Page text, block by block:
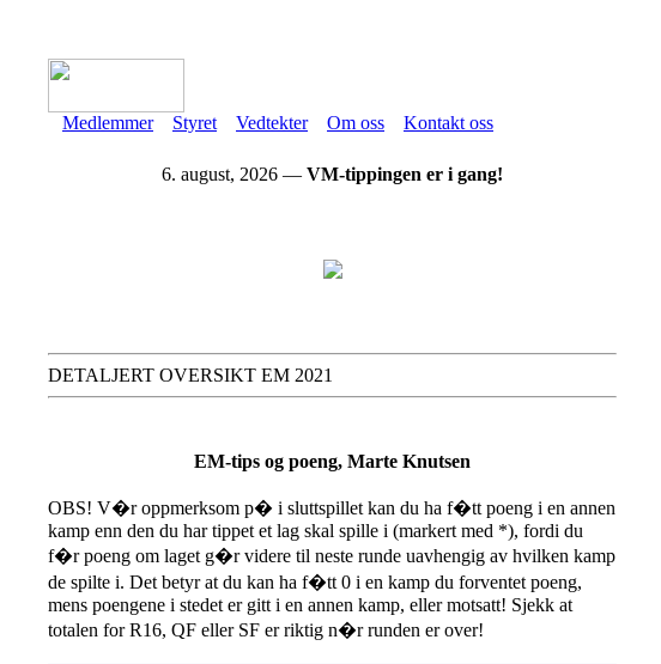
Medlemmer Styret Vedtekter Om oss Kontakt oss
6. august, 2026 — VM-tippingen er i gang!
DETALJERT OVERSIKT EM 2021
EM-tips og poeng, Marte Knutsen
OBS! V�r oppmerksom p� i sluttspillet kan du ha f�tt poeng i en annen
kamp enn den du har tippet et lag skal spille i (markert med *), fordi du
f�r poeng om laget g�r videre til neste runde uavhengig av hvilken kamp
de spilte i. Det betyr at du kan ha f�tt 0 i en kamp du forventet poeng,
mens poengene i stedet er gitt i en annen kamp, eller motsatt! Sjekk at
totalen for R16, QF eller SF er riktig n�r runden er over!